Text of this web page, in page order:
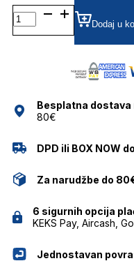
MARC564/G
OKVIRI
MARC
Dodaj u
Besplatna dostava
80€
DPD ili BOX NOW
Za narudžbe do
6 sigurnih opcija
KEKS Pay, Aircash,
Jednostavan